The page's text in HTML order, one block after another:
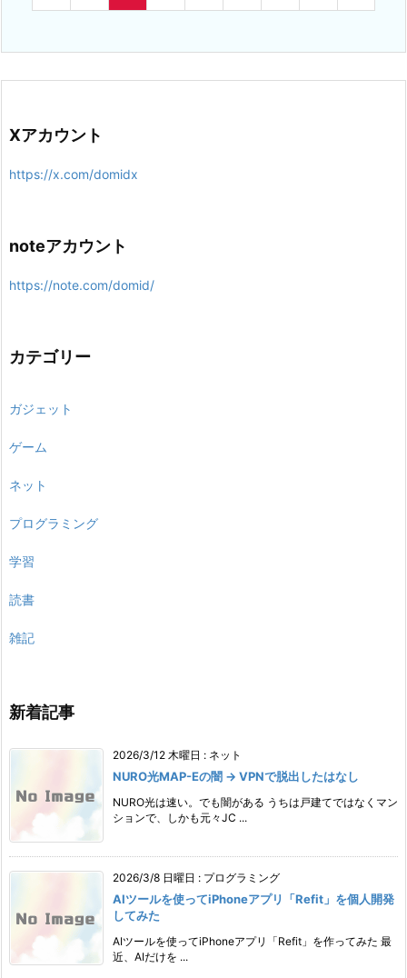
Xアカウント
https://x.com/domidx
noteアカウント
https://note.com/domid/
カテゴリー
ガジェット
ゲーム
ネット
プログラミング
学習
読書
雑記
新着記事
2026/3/12 木曜日 : ネット
NURO光MAP-Eの闇 → VPNで脱出したはなし
NURO光は速い。でも闇がある うちは戸建てではなくマン
ションで、しかも元々JC ...
2026/3/8 日曜日 : プログラミング
AIツールを使ってiPhoneアプリ「Refit」を個人開発
してみた
AIツールを使ってiPhoneアプリ「Refit」を作ってみた 最
近、AIだけを ...